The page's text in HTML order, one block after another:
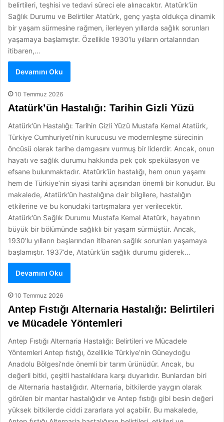
belirtileri, teşhisi ve tedavi süreci ele alınacaktır. Atatürk’ün
Sağlık Durumu ve Belirtiler Atatürk, genç yaşta oldukça dinamik
bir yaşam sürmesine rağmen, ilerleyen yıllarda sağlık sorunları
yaşamaya başlamıştır. Özellikle 1930’lu yılların ortalarından
itibaren,…
Devamını Oku
10 Temmuz 2026
Atatürk’ün Hastalığı: Tarihin Gizli Yüzü
Atatürk’ün Hastalığı: Tarihin Gizli Yüzü Mustafa Kemal Atatürk,
Türkiye Cumhuriyeti’nin kurucusu ve modernleşme sürecinin
öncüsü olarak tarihe damgasını vurmuş bir liderdir. Ancak, onun
hayatı ve sağlık durumu hakkında pek çok spekülasyon ve
efsane bulunmaktadır. Atatürk’ün hastalığı, hem onun yaşamı
hem de Türkiye’nin siyasi tarihi açısından önemli bir konudur. Bu
makalede, Atatürk’ün hastalığına dair bilgilere, hastalığın
etkilerine ve bu konudaki tartışmalara yer verilecektir.
Atatürk’ün Sağlık Durumu Mustafa Kemal Atatürk, hayatının
büyük bir bölümünde sağlıklı bir yaşam sürmüştür. Ancak,
1930’lu yılların başlarından itibaren sağlık sorunları yaşamaya
başlamıştır. 1937’de, Atatürk’ün sağlık durumu giderek…
Devamını Oku
10 Temmuz 2026
Antep Fıstığı Alternaria Hastalığı: Belirtileri
ve Mücadele Yöntemleri
Antep Fıstığı Alternaria Hastalığı: Belirtileri ve Mücadele
Yöntemleri Antep fıstığı, özellikle Türkiye’nin Güneydoğu
Anadolu Bölgesi’nde önemli bir tarım ürünüdür. Ancak, bu
değerli bitki, çeşitli hastalıklara karşı duyarlıdır. Bunlardan biri
de Alternaria hastalığıdır. Alternaria, bitkilerde yaygın olarak
görülen bir mantar hastalığıdır ve Antep fıstığı gibi besin değeri
yüksek bitkilerde ciddi zararlara yol açabilir. Bu makalede,